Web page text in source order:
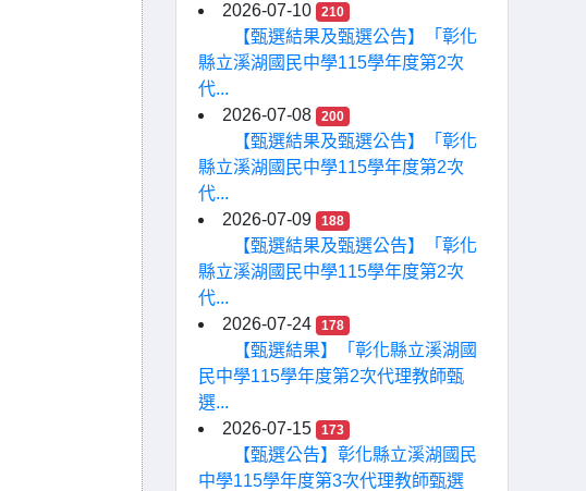
2026-07-10
210
【甄選結果及甄選公告】「彰化
縣立溪湖國民中學115學年度第2次
代...
2026-07-08
200
【甄選結果及甄選公告】「彰化
縣立溪湖國民中學115學年度第2次
代...
2026-07-09
188
【甄選結果及甄選公告】「彰化
縣立溪湖國民中學115學年度第2次
代...
2026-07-24
178
【甄選結果】「彰化縣立溪湖國
民中學115學年度第2次代理教師甄
選...
2026-07-15
173
【甄選公告】彰化縣立溪湖國民
中學115學年度第3次代理教師甄選